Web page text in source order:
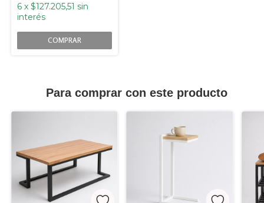
6 x $127.205,51 sin
interés
COMPRAR
Para comprar con este producto